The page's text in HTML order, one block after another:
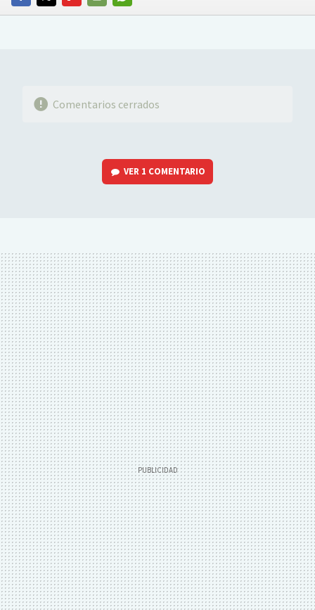
FACEBOOKTWITTERFLIPBOARD
E-
WHATSAPP
Comentarios cerrados
VER 1 COMENTARIO